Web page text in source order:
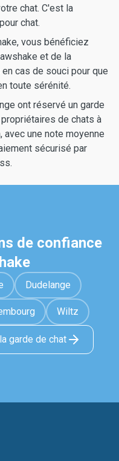
chat. C'est la
chat.
vous bénéficiez
et de la
cas de souci pour que
toute sérénité.
ont réservé un garde
de chats à
une note moyenne
sécurisé par
de confiance
Dudelange
Wiltz
garde de chat